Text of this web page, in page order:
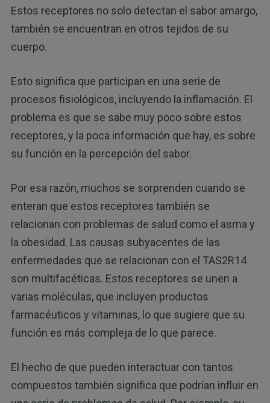
Estos receptores no solo detectan el sabor amargo,
también se encuentran en otros tejidos de su
cuerpo.
Esto significa que participan en una serie de
procesos fisiológicos, incluyendo la inflamación. El
problema es que se sabe muy poco sobre estos
receptores, y la poca información que hay, es sobre
su función en la percepción del sabor.
Por esa razón, muchos se sorprenden cuando se
enteran que estos receptores también se
relacionan con problemas de salud como el asma y
la obesidad. Las causas subyacentes de las
enfermedades que se relacionan con el TAS2R14
son multifacéticas. Estos receptores se unen a
varias moléculas, que incluyen productos
farmacéuticos y vitaminas, lo que sugiere que su
función es más compleja de lo que parece.
El hecho de que pueden interactuar con tantos
compuestos también significa que podrían influir en